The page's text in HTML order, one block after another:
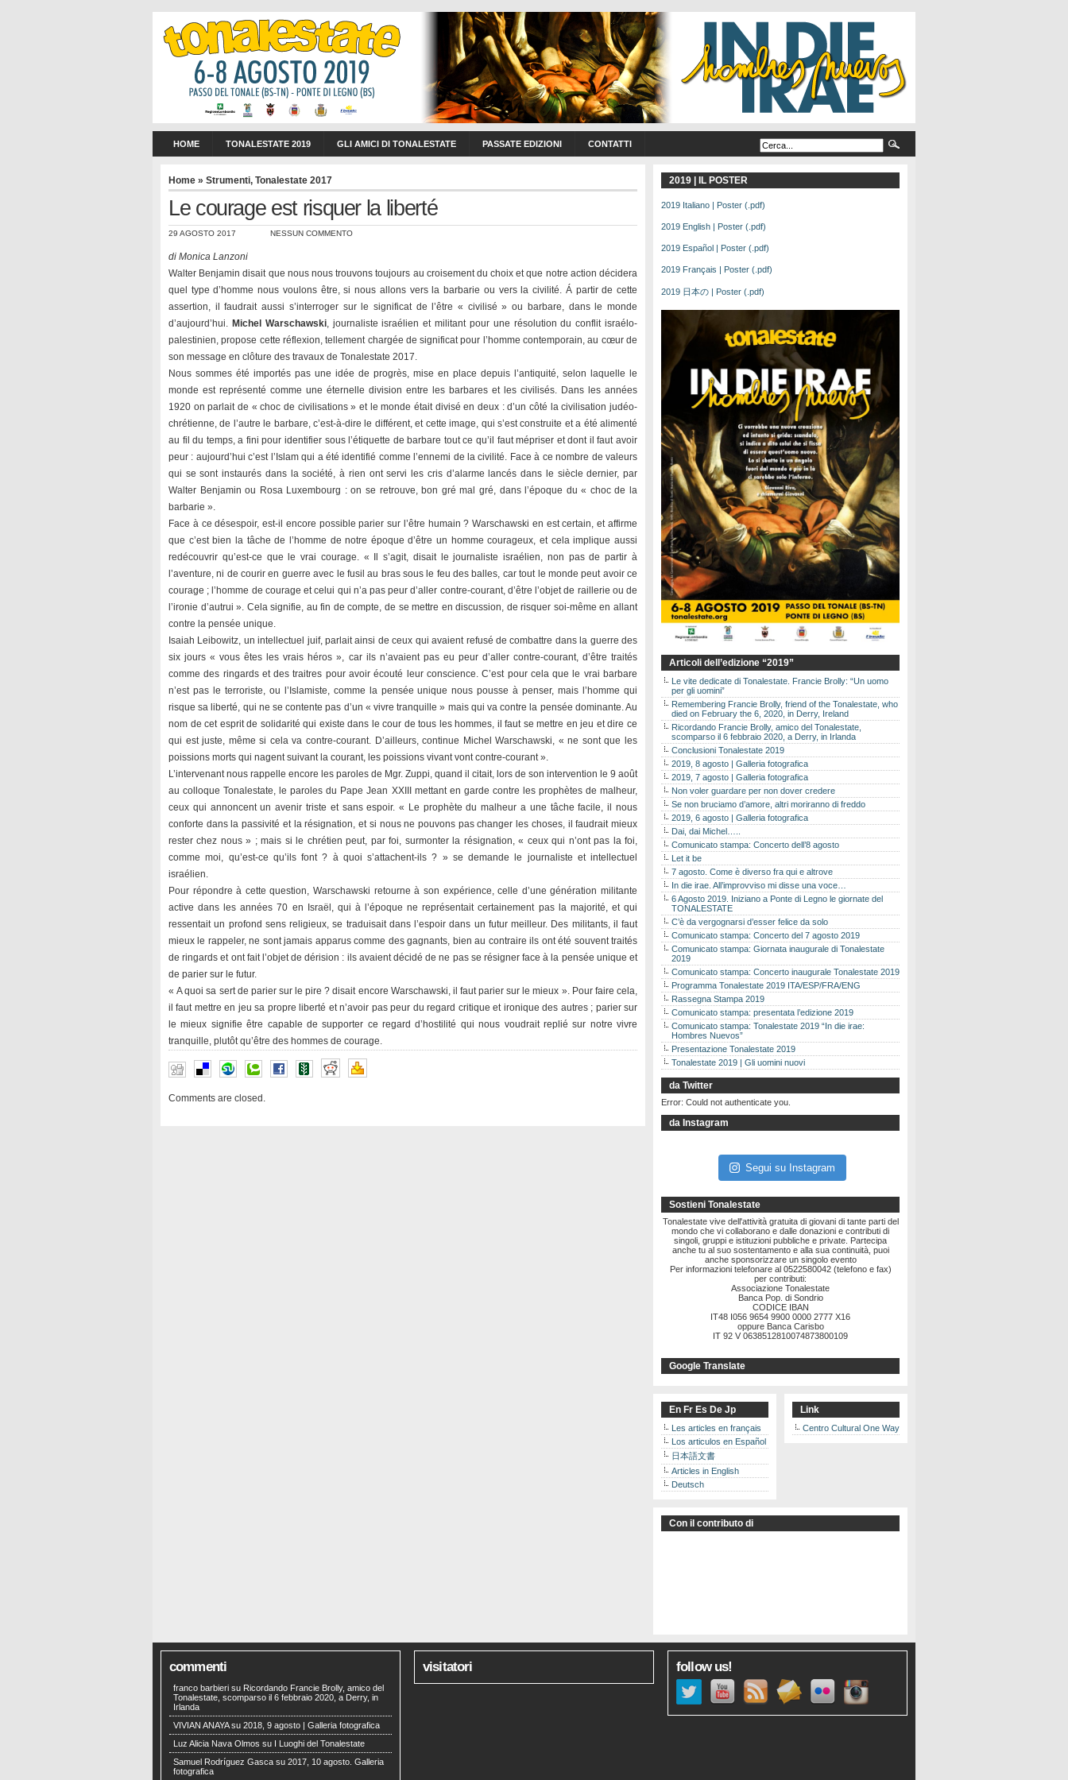
HOME TONALESTATE 2019 GLI AMICI DI TONALESTATE PASSATE EDIZIONI CONTATTI
Home » Strumenti, Tonalestate 2017
Le courage est risquer la liberté
29 AGOSTO 2017 NESSUN COMMENTO
di Monica Lanzoni
Walter Benjamin disait que nous nous trouvons toujours au croisement du choix et que notre action décidera
quel type d’homme nous voulons être, si nous allons vers la barbarie ou vers la civilité. Á partir de cette
assertion, il faudrait aussi s’interroger sur le significat de l’être « civilisé » ou barbare, dans le monde
d’aujourd’hui. Michel Warschawski, journaliste israélien et militant pour une résolution du conflit israélo-
palestinien, propose cette réflexion, tellement chargée de significat pour l’homme contemporain, au cœur de
son message en clôture des travaux de Tonalestate 2017.
Nous sommes été importés pas une idée de progrès, mise en place depuis l’antiquité, selon laquelle le
monde est représenté comme une éternelle division entre les barbares et les civilisés. Dans les années
1920 on parlait de « choc de civilisations » et le monde était divisé en deux : d’un côté la civilisation judéo-
chrétienne, de l’autre le barbare, c’est-à-dire le différent, et cette image, qui s’est construite et a été alimenté
au fil du temps, a fini pour identifier sous l’étiquette de barbare tout ce qu’il faut mépriser et dont il faut avoir
peur : aujourd’hui c’est l’Islam qui a été identifié comme l’ennemi de la civilité. Face à ce nombre de valeurs
qui se sont instaurés dans la société, à rien ont servi les cris d’alarme lancés dans le siècle dernier, par
Walter Benjamin ou Rosa Luxembourg : on se retrouve, bon gré mal gré, dans l’époque du « choc de la
barbarie ».
Face à ce désespoir, est-il encore possible parier sur l’être humain ? Warschawski en est certain, et affirme
que c’est bien la tâche de l’homme de notre époque d’être un homme courageux, et cela implique aussi
redécouvrir qu’est-ce que le vrai courage. « Il s’agit, disait le journaliste israélien, non pas de partir à
l’aventure, ni de courir en guerre avec le fusil au bras sous le feu des balles, car tout le monde peut avoir ce
courage ; l’homme de courage et celui qui n’a pas peur d’aller contre-courant, d’être l’objet de raillerie ou de
l’ironie d’autrui ». Cela signifie, au fin de compte, de se mettre en discussion, de risquer soi-même en allant
contre la pensée unique.
Isaiah Leibowitz, un intellectuel juif, parlait ainsi de ceux qui avaient refusé de combattre dans la guerre des
six jours « vous êtes les vrais héros », car ils n’avaient pas eu peur d’aller contre-courant, d’être traités
comme des ringards et des traitres pour avoir écouté leur conscience. C’est pour cela que le vrai barbare
n’est pas le terroriste, ou l’Islamiste, comme la pensée unique nous pousse à penser, mais l’homme qui
risque sa liberté, qui ne se contente pas d’un « vivre tranquille » mais qui va contre la pensée dominante. Au
nom de cet esprit de solidarité qui existe dans le cour de tous les hommes, il faut se mettre en jeu et dire ce
qui est juste, même si cela va contre-courant. D’ailleurs, continue Michel Warschawski, « ne sont que les
poissions morts qui nagent suivant la courant, les poissions vivant vont contre-courant ».
L’intervenant nous rappelle encore les paroles de Mgr. Zuppi, quand il citait, lors de son intervention le 9 août
au colloque Tonalestate, le paroles du Pape Jean XXIII mettant en garde contre les prophètes de malheur,
ceux qui annoncent un avenir triste et sans espoir. « Le prophète du malheur a une tâche facile, il nous
conforte dans la passivité et la résignation, et si nous ne pouvons pas changer les choses, il faudrait mieux
rester chez nous » ; mais si le chrétien peut, par foi, surmonter la résignation, « ceux qui n’ont pas la foi,
comme moi, qu’est-ce qu’ils font ? à quoi s’attachent-ils ? » se demande le journaliste et intellectuel
israélien.
Pour répondre à cette question, Warschawski retourne à son expérience, celle d’une génération militante
active dans les années 70 en Israël, qui à l’époque ne représentait certainement pas la majorité, et qui
ressentait un profond sens religieux, se traduisait dans l’espoir dans un futur meilleur. Des militants, il faut
mieux le rappeler, ne sont jamais apparus comme des gagnants, bien au contraire ils ont été souvent traités
de ringards et ont fait l’objet de dérision : ils avaient décidé de ne pas se résigner face à la pensée unique et
de parier sur le futur.
« A quoi sa sert de parier sur le pire ? disait encore Warschawski, il faut parier sur le mieux ». Pour faire cela,
il faut mettre en jeu sa propre liberté et n’avoir pas peur du regard critique et ironique des autres ; parier sur
le mieux signifie être capable de supporter ce regard d’hostilité qui nous voudrait replié sur notre vivre
tranquille, plutôt qu’être des hommes de courage.
Comments are closed.
2019 | IL POSTER
2019 Italiano | Poster (.pdf)
2019 English | Poster (.pdf)
2019 Español | Poster (.pdf)
2019 Français | Poster (.pdf)
2019 日本の | Poster (.pdf)
Articoli dell’edizione “2019”
Le vite dedicate di Tonalestate. Francie Brolly: “Un uomo
per gli uomini”
Remembering Francie Brolly, friend of the Tonalestate, who
died on February the 6, 2020, in Derry, Ireland
Ricordando Francie Brolly, amico del Tonalestate,
scomparso il 6 febbraio 2020, a Derry, in Irlanda
Conclusioni Tonalestate 2019
2019, 8 agosto | Galleria fotografica
2019, 7 agosto | Galleria fotografica
Non voler guardare per non dover credere
Se non bruciamo d’amore, altri moriranno di freddo
2019, 6 agosto | Galleria fotografica
Dai, dai Michel…..
Comunicato stampa: Concerto dell’8 agosto
Let it be
7 agosto. Come è diverso fra qui e altrove
In die irae. All’improvviso mi disse una voce…
6 Agosto 2019. Iniziano a Ponte di Legno le giornate del
TONALESTATE
C’è da vergognarsi d’esser felice da solo
Comunicato stampa: Concerto del 7 agosto 2019
Comunicato stampa: Giornata inaugurale di Tonalestate
2019
Comunicato stampa: Concerto inaugurale Tonalestate 2019
Programma Tonalestate 2019 ITA/ESP/FRA/ENG
Rassegna Stampa 2019
Comunicato stampa: presentata l’edizione 2019
Comunicato stampa: Tonalestate 2019 “In die irae:
Hombres Nuevos”
Presentazione Tonalestate 2019
Tonalestate 2019 | Gli uomini nuovi
da Twitter
Error: Could not authenticate you.
da Instagram
Segui su Instagram
Sostieni Tonalestate
Tonalestate vive dell'attività gratuita di giovani di tante parti del
mondo che vi collaborano e dalle donazioni e contributi di
singoli, gruppi e istituzioni pubbliche e private. Partecipa
anche tu al suo sostentamento e alla sua continuità, puoi
anche sponsorizzare un singolo evento
Per informazioni telefonare al 0522580042 (telefono e fax)
per contributi:
Associazione Tonalestate
Banca Pop. di Sondrio
CODICE IBAN
IT48 I056 9654 9900 0000 2777 X16
oppure Banca Carisbo
IT 92 V 0638512810074873800109
Google Translate
En Fr Es De Jp
Les articles en français
Los articulos en Español
日本語文書
Articles in English
Deutsch
Link
Centro Cultural One Way
Con il contributo di
commenti
franco barbieri su Ricordando Francie Brolly, amico del
Tonalestate, scomparso il 6 febbraio 2020, a Derry, in
Irlanda
VIVIAN ANAYAsu 2018, 9 agosto | Galleria fotografica
Luz Alicia Nava Olmos su
I Luoghi del Tonalestate
Samuel Rodríguez Gasca su 2017, 10 agosto. Galleria
fotografica
visitatori follow us!